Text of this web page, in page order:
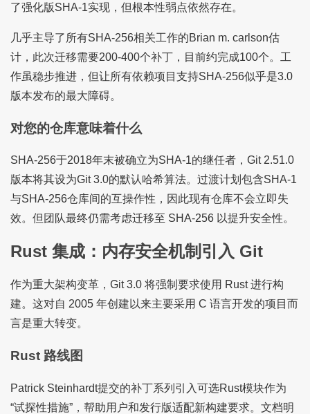
了强化版SHA-1实现，但根本性弱点依然存在。
几乎主导了所有SHA-256相关工作的Brian m. carlson估
计，此次迁移需要200-400个补丁，目前约完成100个。工
作虽稳步推进，但让所有依赖项目支持SHA-256似乎是3.0
版本发布的最大障碍。
对您的仓库意味着什么
SHA-256于2018年末被确立为SHA-1的继任者，Git 2.51.0
版本将其设为Git 3.0的默认哈希算法。过渡计划包含SHA-1
与SHA-256仓库间的互操作性，因此现有仓库不会立即失
效。但团队最终仍需考虑迁移至 SHA-256 以提升安全性。
Rust 集成：内存安全机制引入 Git
作为重大架构变革，Git 3.0 将强制要求使用 Rust 进行构
建。这对自 2005 年创建以来主要采用 C 语言开发的项目而
言是重大转变。
Rust 路线图
Patrick Steinhardt提交的补丁系列引入可选Rust模块作为
“试探性措施”，帮助用户和发行版适配新构建要求。文档明